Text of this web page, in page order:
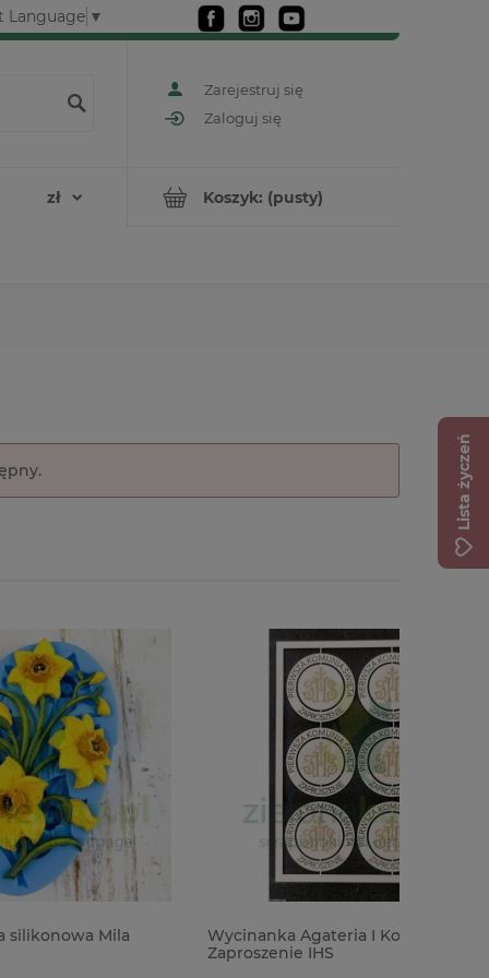
Language ▼
Zarejestruj się
Zaloguj się
Koszyk: (pusty)
Wycinanka Agateria I Komunia Święta
Zaproszenie IHS
Lista życzeń